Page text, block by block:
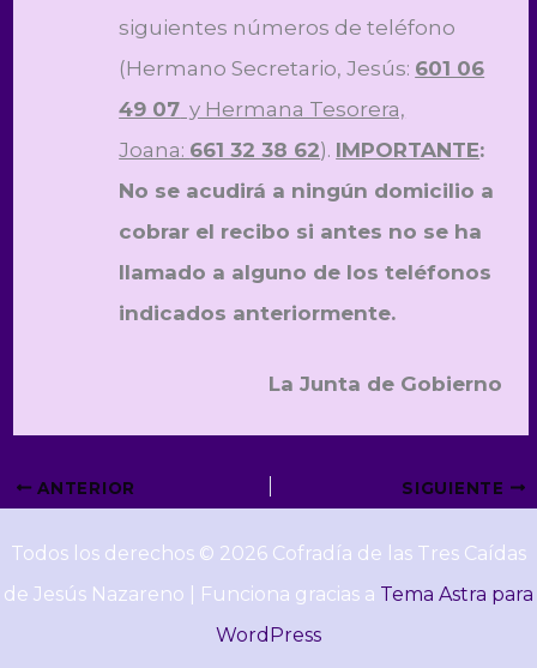
siguientes números de teléfono
(Hermano Secretario, Jesús: 601 06
49 07 y Hermana Tesorera,
Joana: 661 32 38 62). IMPORTANTE:
No se acudirá a ningún domicilio a
cobrar el recibo si antes no se ha
llamado a alguno de los teléfonos
indicados anteriormente.
La Junta de Gobierno
ANTERIOR SIGUIENTE
Todos los derechos © 2026 Cofradía de las Tres Caídas
de Jesús Nazareno | Funciona gracias a Tema Astra para
WordPress